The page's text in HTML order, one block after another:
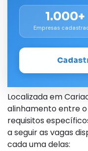
1.000+
Empresas
Localizada em
alinhamento entre
requisitos
a seguir as vagas
cada uma delas: